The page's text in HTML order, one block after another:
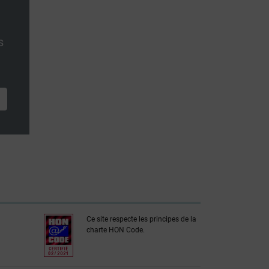
Ce site respecte les principes de la
charte HON Code.